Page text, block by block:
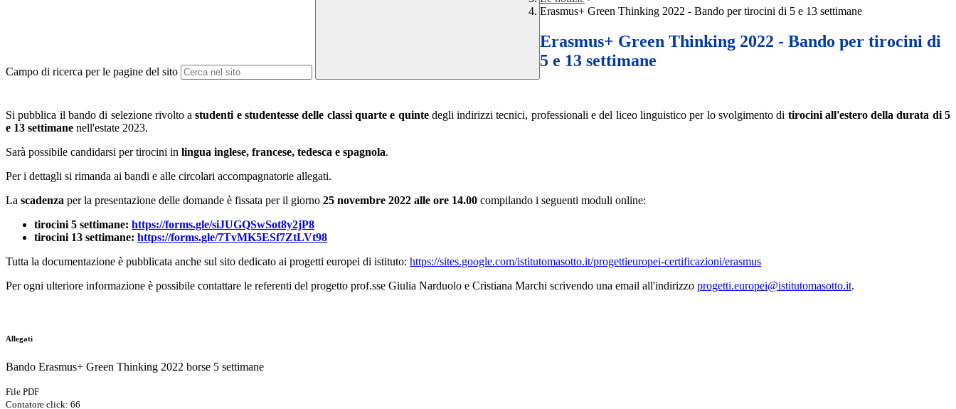
Campo di ricerca per le pagine del sito
Erasmus+ Green Thinking 2022 - Bando per tirocini di 5 e 13 settimane
Erasmus+ Green Thinking 2022 - Bando per tirocini di
5 e 13 settimane
Si pubblica il bando di selezione rivolto astudenti e studentesse delle classi quarte e quinte degli indirizzi tecnici, professionali e del liceo linguistico per lo svolgimento di tirocini all'estero della durata di 5
e 13 settimane nell'estate 2023.
Sarà possibile candidarsi per tirocini in lingua inglese, francese, tedesca e spagnola.
Per i dettagli si rimanda ai bandi e alle circolari accompagnatorie allegati.
La scadenza per la presentazione delle domande è fissata per il giorno 25 novembre 2022 alle ore 14.00 compilando i seguenti moduli online:
tirocini 5 settimane: https://forms.gle/siJUGQSwSot8y2jP8
tirocini 13 settimane: https://forms.gle/7TvMK5ESf7ZtLVt98
Tutta la documentazione è pubblicata anche sul sito dedicato ai progetti europei di istituto: https://sites.google.com/istitutomasotto.it/progettieuropei-certificazioni/erasmus
Per ogni ulteriore informazione è possibile contattare le referenti del progetto prof.sse Giulia Narduolo e Cristiana Marchi scrivendo una email all'indirizzo progetti.europei@istitutomasotto.it.
Allegati
Bando Erasmus+ Green Thinking 2022 borse 5 settimane
File PDF
Contatore click: 66